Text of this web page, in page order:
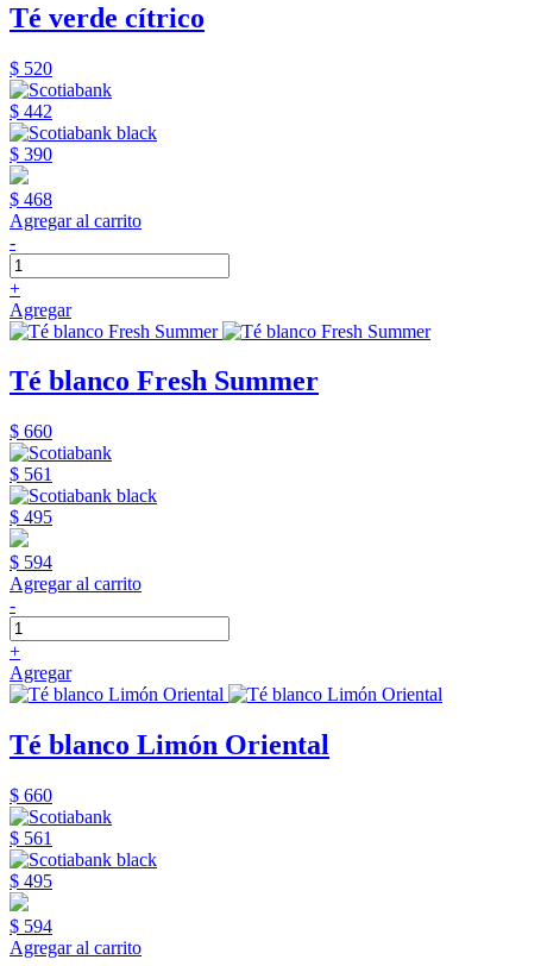
Té verde cítrico
$ 520
$ 442
$ 390
$ 468
Agregar al carrito
-
+
Agregar
Té blanco Fresh Summer
$ 660
$ 561
$ 495
$ 594
Agregar al carrito
-
+
Agregar
Té blanco Limón Oriental
$ 660
$ 561
$ 495
$ 594
Agregar al carrito